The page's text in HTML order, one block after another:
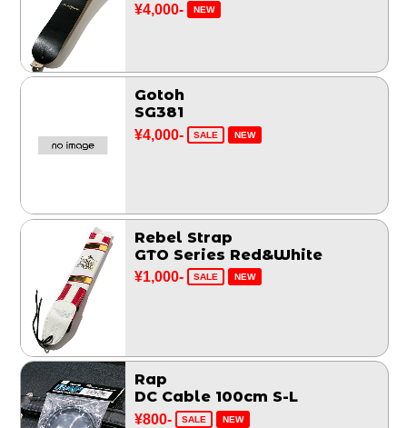
¥4,000- NEW
Gotoh
SG381
¥4,000- SALE NEW
Rebel Strap
GTO Series Red&White
¥1,000- SALE NEW
Rap
DC Cable 100cm S-L
¥800- SALE NEW